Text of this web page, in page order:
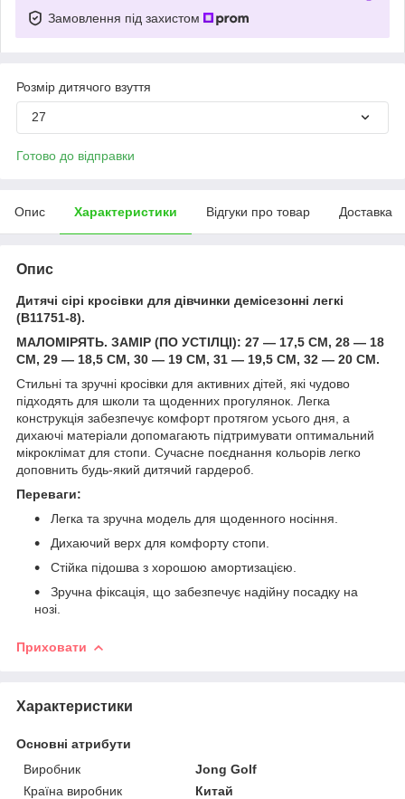
Замовлення під захистом
Розмір дитячого взуття
27
Готово до відправки
Опис Характеристики Відгуки про товар Доставка
Опис
Дитячі сірі кросівки для дівчинки демісезонні легкі
(B11751-8).
МАЛОМІРЯТЬ. ЗАМІР (ПО УСТІЛЦІ): 27 — 17,5 СМ, 28 — 18
СМ, 29 — 18,5 СМ, 30 — 19 СМ, 31 — 19,5 СМ, 32 — 20 СМ.
Стильні та зручні кросівки для активних дітей, які чудово
підходять для школи та щоденних прогулянок. Легка
конструкція забезпечує комфорт протягом усього дня, а
дихаючі матеріали допомагають підтримувати оптимальний
мікроклімат для стопи. Сучасне поєднання кольорів легко
доповнить будь-який дитячий гардероб.
Переваги:
Легка та зручна модель для щоденного носіння.
Дихаючий верх для комфорту стопи.
Стійка підошва з хорошою амортизацією.
Зручна фіксація, що забезпечує надійну посадку на
нозі.
Приховати
Характеристики
Основні атрибути
Виробник
Jong Golf
Країна виробник
Китай